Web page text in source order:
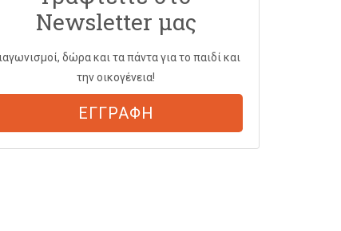
Newsletter μας
δώρα και τα πάντα για το παιδί και
την οικογένεια!
ΕΓΓΡΑΦΗ